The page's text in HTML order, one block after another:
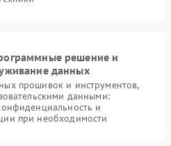
решение и
данных
прошивок и инструментов,
данными:
и
при необходимости